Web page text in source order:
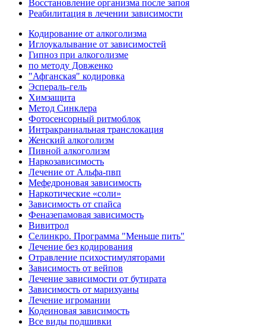
Восстановление организма после запоя
Реабилитация в лечении зависимости
Кодирование от алкоголизма
Иглоукалывание от зависимостей
Гипноз при алкоголизме
по методу Довженко
"Афганская" кодировка
Эспераль-гель
Химзащита
Метод Синклера
Фотосенсорный ритмоблок
Интракраниальная транслокация
Женский алкоголизм
Пивной алкоголизм
Наркозависимость
Лечение от Альфа-пвп
Мефедроновая зависимость
Наркотические «соли»
Зависимость от спайса
Феназепамовая зависимость
Вивитрол
Селинкро. Программа "Меньше пить"
Лечение без кодирования
Отравление психостимуляторами
Зависимость от вейпов
Лечение зависимости от бутирата
Зависимость от марихуаны
Лечение игромании
Кодеиновая зависимость
Все виды подшивки